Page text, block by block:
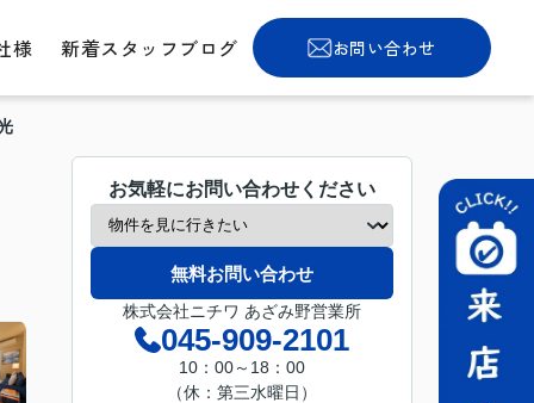
様 新着スタッフブログ お問い合わせ
お気軽にお問い合わせください
無料お問い合わせ
株式会社ニチワ あざみ野営業所
045-909-2101
10：00～18：00
（休：第三水曜日）